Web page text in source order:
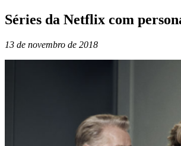
Séries da Netflix com
13 de novembro de 2018